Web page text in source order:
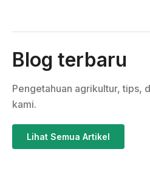
Blog terbaru
Pengetahuan agrikultur, tips,
kami.
Lihat Semua Artikel